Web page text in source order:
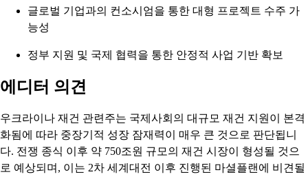
글로벌 기업과의 컨소시엄을 통한 대형 프로젝트 수주 가
능성
정부 지원 및 국제 협력을 통한 안정적 사업 기반 확보
에디터 의견
우크라이나 재건 관련주는 국제사회의 대규모 재건 지원이 본격
화됨에 따라 중장기적 성장 잠재력이 매우 큰 것으로 판단됩니
다. 전쟁 종식 이후 약 750조원 규모의 재건 시장이 형성될 것으
로 예상되며, 이는 2차 세계대전 이후 진행된 마셜플랜에 비견될